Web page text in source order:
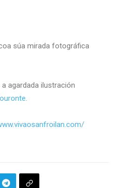
súa mirada fotográfica
agardada ilustración